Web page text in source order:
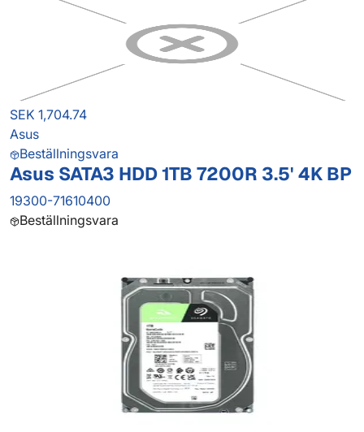
SEK 1,704.74
Asus
Beställningsvara
Asus SATA3 HDD 1TB 7200R 3.5' 4K BP
19300-71610400
Beställningsvara